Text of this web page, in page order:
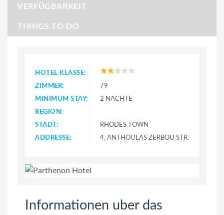
VERFÜGBARKEIT
THINGS TO DO
HOTEL KLASSE:
ZIMMER:
79
MINIMUM STAY:
2 NÄCHTE
REGION:
STADT:
RHODES TOWN
ADDRESSE:
4, ANTHOULAS ZERBOU STR.
Informationen uber das